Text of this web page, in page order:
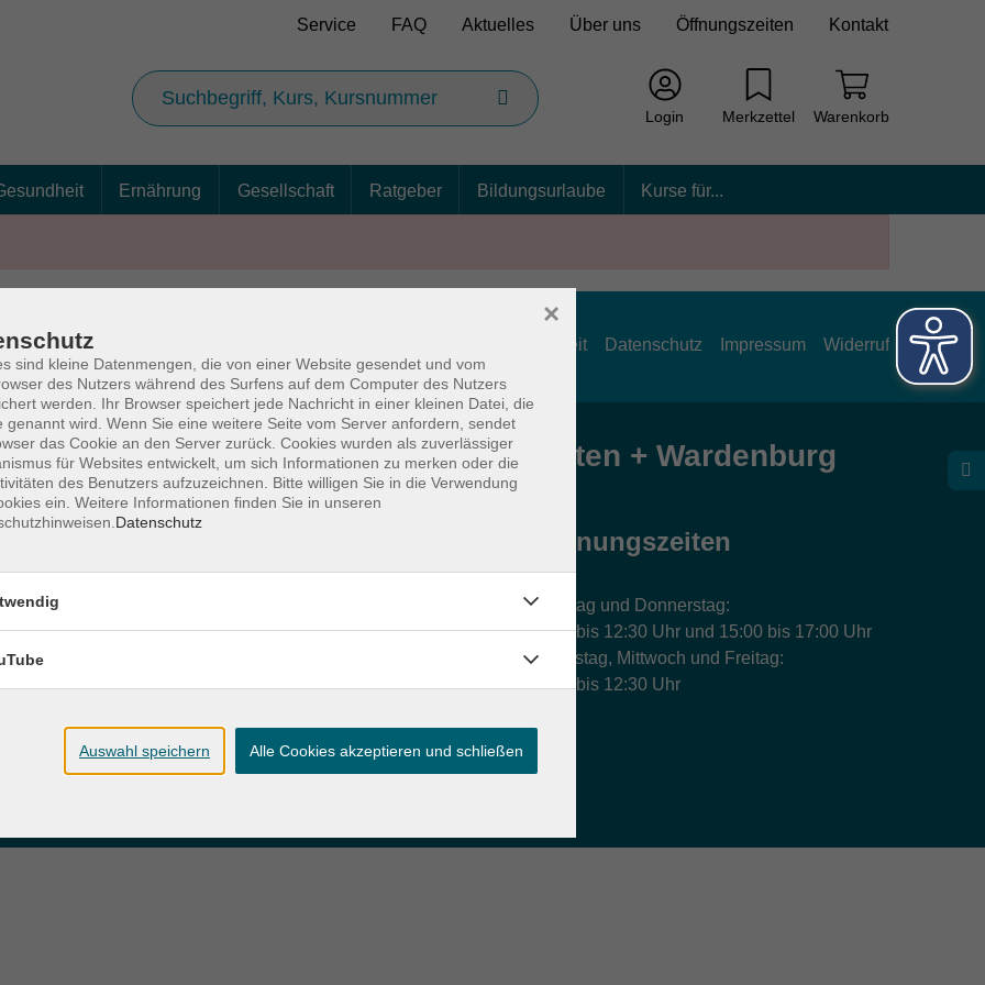
Service FAQ Aktuelles Über uns Öffnungszeiten Kontakt
Login Merkzettel Warenkorb
Ernährung Gesellschaft Ratgeber Bildungsurlaube Kurse für...
Barrierefreiheit Datenschutz Impressum Widerruf
und Donnerstag:
Volkshochschule Hatten + Wardenburg
26203 Wardenburg
Öffnungszeiten
Montag und Donnerstag:
9:00 bis 12:30 Uhr und 15:00 bis 17:00 Uhr
Dienstag, Mittwoch und Freitag:
9:00 bis 12:30 Uhr
sind kleine Datenmengen, die von einer Website gesendet und vom
des Nutzers während des Surfens auf dem Computer des Nutzers
werden. Ihr Browser speichert jede Nachricht in einer kleinen Datei, die
genannt wird. Wenn Sie eine weitere Seite vom Server anfordern, sendet
das Cookie an den Server zurück. Cookies wurden als zuverlässiger
für Websites entwickelt, um sich Informationen zu merken oder die
des Benutzers aufzuzeichnen. Bitte willigen Sie in die Verwendung
ein. Weitere Informationen finden Sie in unseren
Datenschutz
×
Auswahl speichern Alle Cookies akzeptieren und schließen